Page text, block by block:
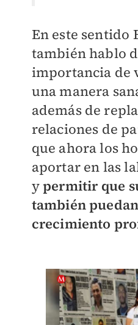
En este sentido
también hablo
importancia de
una manera
además de
relaciones de
que ahora los
aportar en las
ypermitir que
también
crecimiento